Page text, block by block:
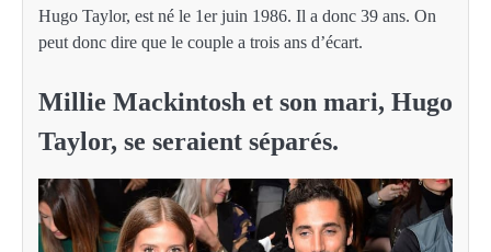
Hugo Taylor, est né le 1er juin 1986. Il a donc 39 ans. On
peut donc dire que le couple a trois ans d’écart.
Millie Mackintosh et son mari, Hugo
Taylor, se seraient séparés.